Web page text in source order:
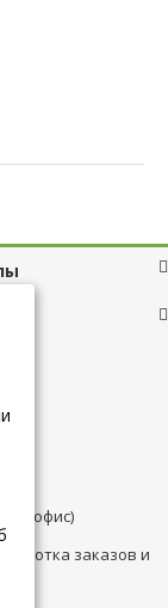
(офис)
заказов и